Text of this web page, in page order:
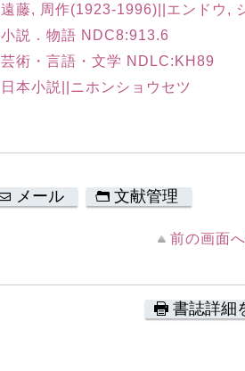
遠藤, 周作(1923-1996)||エンドウ,
小説．物語 NDC8:913.6
芸術・言語・文学 NDLC:KH89
日本小説||ニホンショウセツ
メール 文献管理
前の画面
書誌詳細